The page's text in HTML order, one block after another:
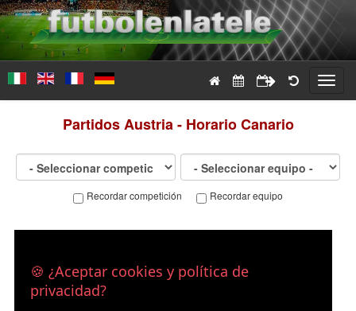
PartidosAustria - Horario Canario
Recordar competición Recordar equipo
🍪 ¿Aceptar cookies y política de
privacidad?